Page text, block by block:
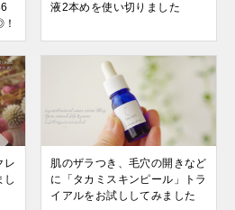
液2本めを使い切りました
レ
し
肌のザラつき、毛穴の開きなど
に「タカミスキンピール」トラ
イアルをお試ししてみました